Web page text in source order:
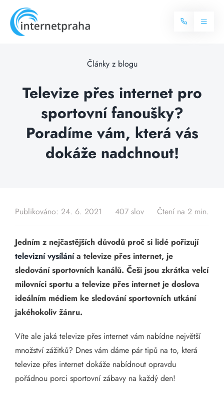
content
Toggle
Balíčky internetu
Více o internetu
Často hledané dotazy
Televize
Dostupnost
Kontakt
Články z blogu
Televize přes internet pro
sportovní fanoušky?
Poradíme vám, která vás
dokáže nadchnout!
Publikováno: 24. 6. 2021 407 slov Čtení na 2 min.
Jedním z nejčastějších důvodů proč si lidé pořizují
televizní vysílánía televize přes internet, je
sledování sportovních kanálů. Češi jsou zkrátka velcí
milovníci sportu a televize přes internet je doslova
ideálním médiem ke sledování sportovních utkání
jakéhokoliv žánru.
Víte ale jaká televize přes internet vám nabídne největší
množství zážitků? Dnes vám dáme pár tipů na to, která
televize přes internet dokáže nabídnout opravdu
pořádnou porci sportovní zábavy na každý den!